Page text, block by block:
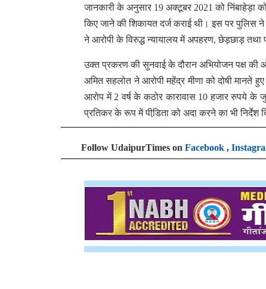
जानकारी के अनुसार 19 अक्टूबर 2021 को निंबाहेड़ा
किए जाने की शिकायत दर्ज कराई थी। इस पर पुलिस
ने आरोपी के विरुद्ध न्यायालय में अपहरण, छेड़छाड़
उक्त प्रकरण की सुनवाई के दौरान अभियोजन पक्ष की
अमित सहलोत ने आरोपी महेंद्र मीणा को दोषी मानते
आरोप में 2 वर्ष के कठोर कारावास 10 हजार रुपये के
प्रतिकर के रूप में पीडि़ता को अदा करने का भी निर्देश
Follow UdaipurTimes on Facebook ,